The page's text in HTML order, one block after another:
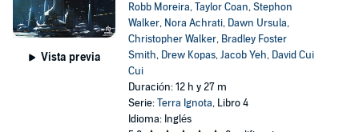
Vista previa
Robb Moreira,Taylor Coan,Stephon
Walker, Nora Achrati, Dawn Ursula,
Christopher Walker, Bradley Foster
Smith, Drew Kopas,Jacob Yeh, David Cui
Cui
Duración: 12 h y 27 m
Serie:Terra Ignota, Libro 4
Idioma: Inglés